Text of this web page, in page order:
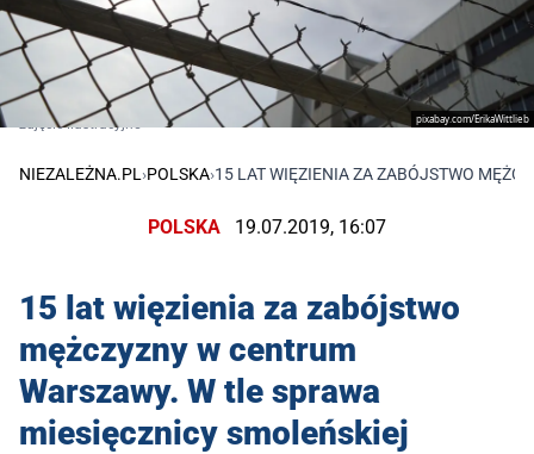
pixabay.com/ErikaWittlieb
zdjęcie ilustracyjne
NIEZALEŻNA.PL›POLSKA›15 LAT WIĘZIENIA ZA ZABÓJSTWO
POLSKA 19.07.2019, 16:07
15 lat więzienia za zabójstwo
mężczyzny w centrum
Warszawy. W tle sprawa
miesięcznicy smoleńskiej